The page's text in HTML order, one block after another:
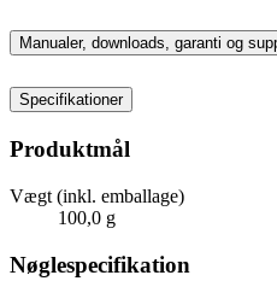
Manualer, downloads, garanti og
Specifikationer
Produktmål
Vægt (inkl. emballage)
100,0 g
Nøglespecifikation